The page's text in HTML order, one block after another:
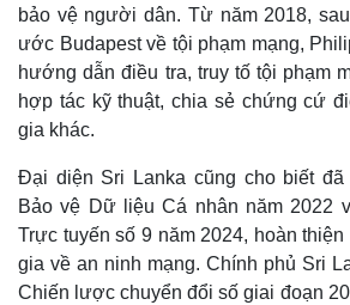
bảo vệ người dân. Từ năm 2018,
ước Budapest về tội phạm mạng,
hướng dẫn điều tra, truy tố tội phạm
hợp tác kỹ thuật, chia sẻ chứng cứ
gia khác.
Đại diện Sri Lanka cũng cho biết
Bảo vệ Dữ liệu Cá nhân năm 2022
Trực tuyến số 9 năm 2024, hoàn
gia về an ninh mạng. Chính phủ Sri
Chiến lược chuyển đổi số giai đoạn